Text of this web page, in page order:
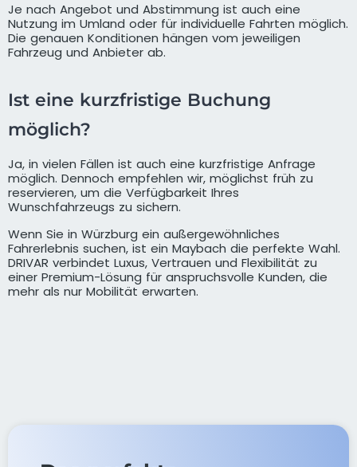
Je nach Angebot und Abstimmung ist auch eine
Nutzung im Umland oder für individuelle Fahrten möglich.
Die genauen Konditionen hängen vom jeweiligen
Fahrzeug und Anbieter ab.
Ist eine kurzfristige Buchung
möglich?
Ja, in vielen Fällen ist auch eine kurzfristige Anfrage
möglich. Dennoch empfehlen wir, möglichst früh zu
reservieren, um die Verfügbarkeit Ihres
Wunschfahrzeugs zu sichern.
Wenn Sie in Würzburg ein außergewöhnliches
Fahrerlebnis suchen, ist ein Maybach die perfekte Wahl.
DRIVAR verbindet Luxus, Vertrauen und Flexibilität zu
einer Premium-Lösung für anspruchsvolle Kunden, die
mehr als nur Mobilität erwarten.